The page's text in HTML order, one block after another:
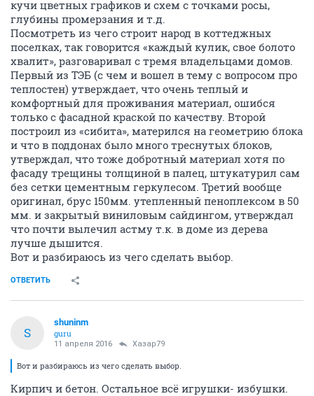
кучи цветных графиков и схем с точками росы,
глубины промерзания и т.д.
Посмотреть из чего строит народ в коттеджных
поселках, так говорится «каждый кулик, свое болото
хвалит», разговаривал с тремя владельцами домов.
Первый из ТЭБ (с чем и вошел в тему с вопросом про
теплостен) утверждает, что очень теплый и
комфортный для проживания материал, ошибся
только с фасадной краской по качеству. Второй
построил из «сибита», матерился на геометрию блока
и что в поддонах было много треснутых блоков,
утверждал, что тоже добротный материал хотя по
фасаду трещины толщиной в палец, штукатурил сам
без сетки цементным геркулесом. Третий вообще
оригинал, брус 150мм. утепленный пеноплексом в 50
мм. и закрытый виниловым сайдингом, утверждал
что почти вылечил астму т.к. в доме из дерева
лучше дышится.
Вот и разбираюсь из чего сделать выбор.
ОТВЕТИТЬ
S
shuninm
guru
11 апреля 2016 Хазар79
Вот и разбираюсь из чего сделать выбор.
Кирпич и бетон. Остальное всё игрушки- избушки.